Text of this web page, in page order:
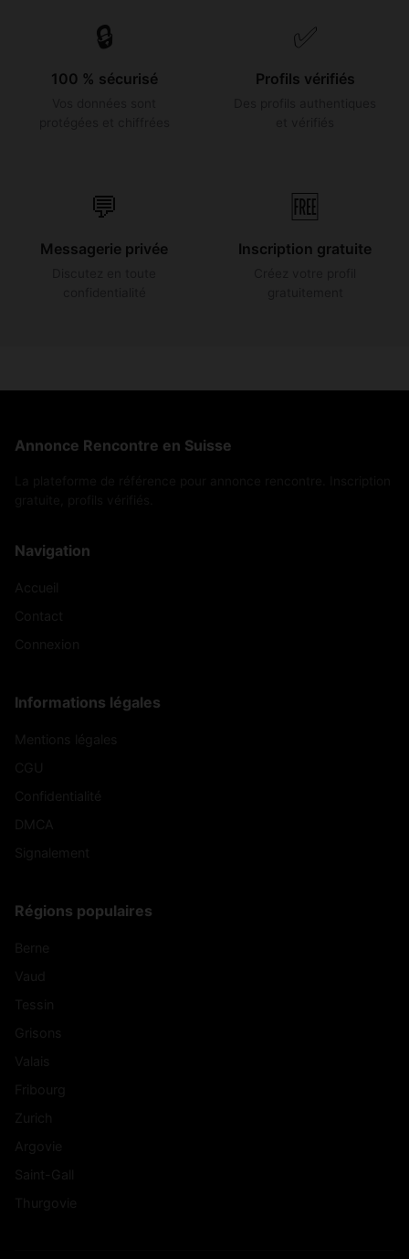
🔒
100 % sécurisé
✅
Profils vérifiés
💬
Messagerie privée
🆓
Inscription gratuite
Annonce Rencontre en Suisse
Navigation
Informations légales
Régions populaires